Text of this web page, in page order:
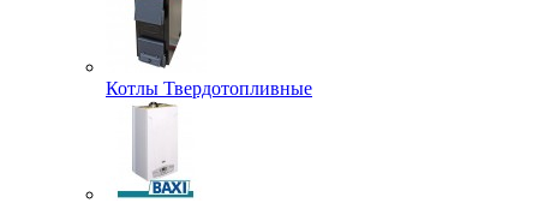
Котлы Твердотопливные